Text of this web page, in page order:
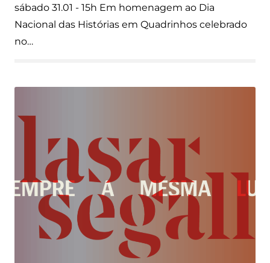
sábado 31.01 - 15h Em homenagem ao Dia
Nacional das Histórias em Quadrinhos celebrado
no…